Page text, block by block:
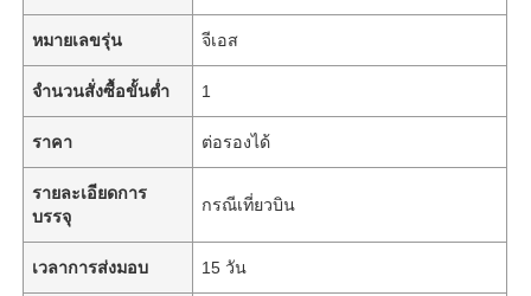
หมายเลขรุ่น จีเอส
จำนวนสั่งซื้อขั้นต่ำ 1
ราคา ต่อรองได้
รายละเอียดการ
บรรจุ
กรณีเที่ยวบิน
เวลาการส่งมอบ 15 วัน